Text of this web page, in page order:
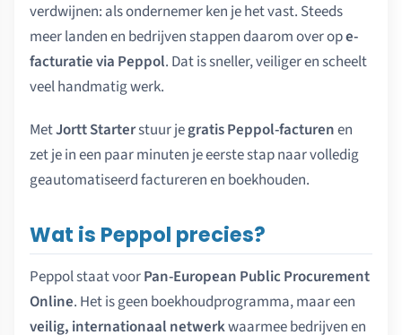
verdwijnen: als ondernemer ken je het vast. Steeds
meer landen en bedrijven stappen daarom over ope-
facturatie via Peppol. Dat is sneller, veiliger en scheelt
veel handmatig werk.
MetJortt Starterstuur jegratis Peppol-facturenen
zet je in een paar minuten je eerste stap naar volledig
geautomatiseerd factureren en boekhouden.
Wat is Peppol precies?
Peppol staat voorPan-European Public Procurement
Online. Het is geen boekhoudprogramma, maar een
veilig, internationaal netwerkwaarmee bedrijven en